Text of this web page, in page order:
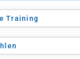
Training